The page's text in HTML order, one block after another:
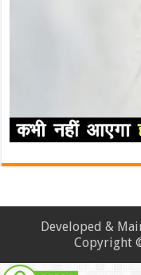
Developed &
Copyright